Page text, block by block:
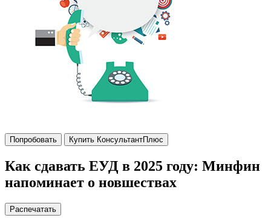
Попробовать Купить КонсультантПлюс
Как сдавать ЕУД в 2025 году: Минфин
напоминает о новшествах
Распечатать